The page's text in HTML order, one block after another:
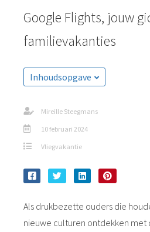
Google Flights, jouw
familievakanties
Inhoudsopgave
Mireille Steegmans
10 februari 2024
Vliegvakantie
Als drukbezette ouders die
nieuwe culturen ontdekken met